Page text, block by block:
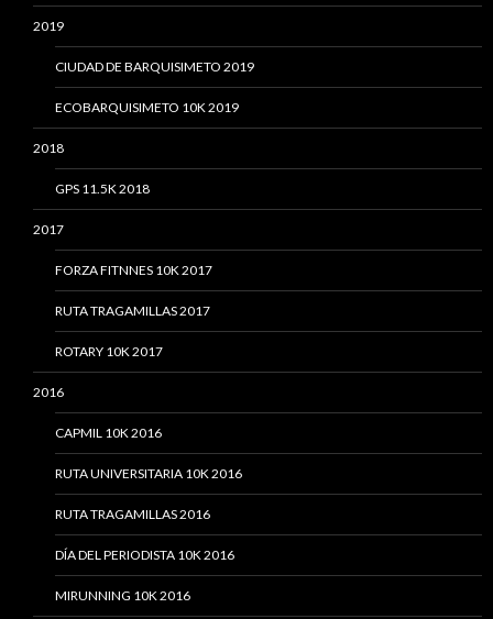
2019
CIUDAD DE BARQUISIMETO 2019
ECOBARQUISIMETO 10K 2019
2018
GPS 11.5K 2018
2017
FORZA FITNNES 10K 2017
RUTA TRAGAMILLAS 2017
ROTARY 10K 2017
2016
CAPMIL 10K 2016
RUTA UNIVERSITARIA 10K 2016
RUTA TRAGAMILLAS 2016
DÍA DEL PERIODISTA 10K 2016
MIRUNNING 10K 2016